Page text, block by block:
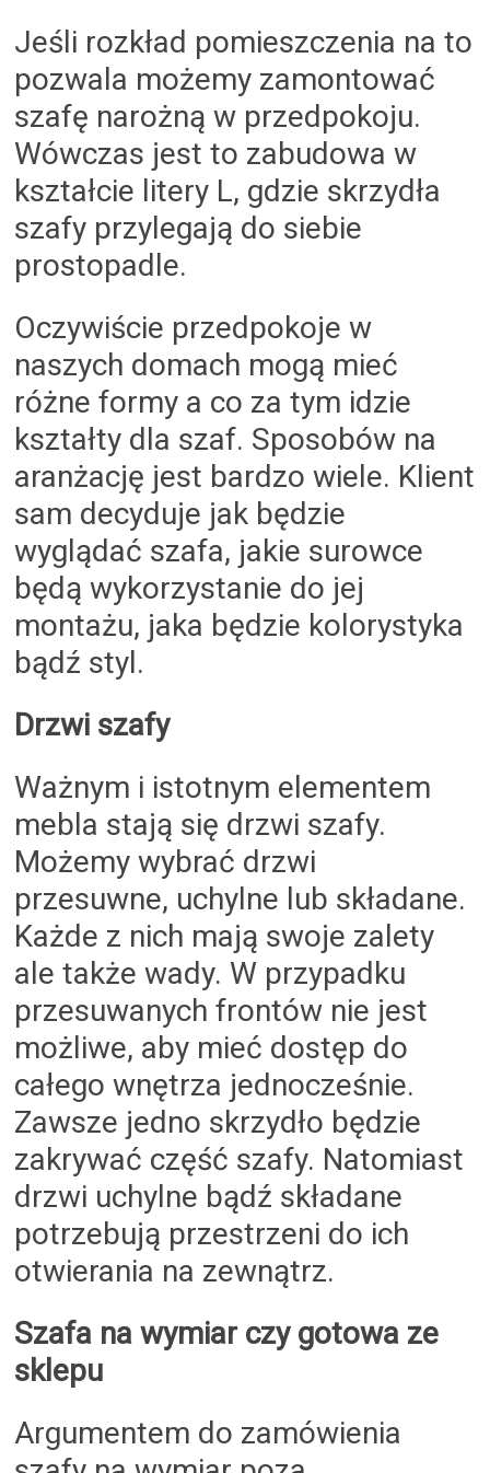
Jeśli rozkład pomieszczenia na to
pozwala możemy zamontować
szafę narożną w przedpokoju.
Wówczas jest to zabudowa w
kształcie litery L, gdzie skrzydła
szafy przylegają do siebie
prostopadle.
Oczywiście przedpokoje w
naszych domach mogą mieć
różne formy a co za tym idzie
kształty dla szaf. Sposobów na
aranżację jest bardzo wiele. Klient
sam decyduje jak będzie
wyglądać szafa, jakie surowce
będą wykorzystanie do jej
montażu, jaka będzie kolorystyka
bądź styl.
Drzwi szafy
Ważnym i istotnym elementem
mebla stają się drzwi szafy.
Możemy wybrać drzwi
przesuwne, uchylne lub składane.
Każde z nich mają swoje zalety
ale także wady. W przypadku
przesuwanych frontów nie jest
możliwe, aby mieć dostęp do
całego wnętrza jednocześnie.
Zawsze jedno skrzydło będzie
zakrywać część szafy. Natomiast
drzwi uchylne bądź składane
potrzebują przestrzeni do ich
otwierania na zewnątrz.
Szafa na wymiar czy gotowa ze
sklepu
Argumentem do zamówienia